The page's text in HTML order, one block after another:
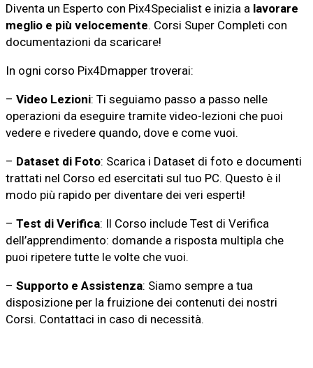
Diventa un Esperto con Pix4Specialist e inizia a lavorare
meglio e più velocemente. Corsi Super Completi con
documentazioni da scaricare!
In ogni corso Pix4Dmapper troverai:
– Video Lezioni: Ti seguiamo passo a passo nelle
operazioni da eseguire tramite video-lezioni che puoi
vedere e rivedere quando, dove e come vuoi.
– Dataset di Foto: Scarica i Dataset di foto e documenti
trattati nel Corso ed esercitati sul tuo PC. Questo è il
modo più rapido per diventare dei veri esperti!
– Test di Verifica: Il Corso include Test di Verifica
dell’apprendimento: domande a risposta multipla che
puoi ripetere tutte le volte che vuoi.
– Supporto e Assistenza: Siamo sempre a tua
disposizione per la fruizione dei contenuti dei nostri
Corsi. Contattaci in caso di necessità.